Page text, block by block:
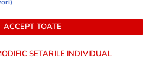
ACCEPT TOATE
SETARILE INDIVIDUAL